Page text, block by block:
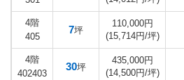
4階
405
7坪
110,000円
(15,714円/坪)
4階
402403
30坪
435,000円
(14,500円/坪)